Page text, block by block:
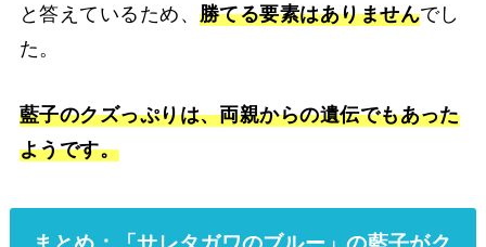
と答えているため、 勝てる要素はありませんでし
た。
藍子のクズっぷりは、両親からの遺伝でもあった
ようです。